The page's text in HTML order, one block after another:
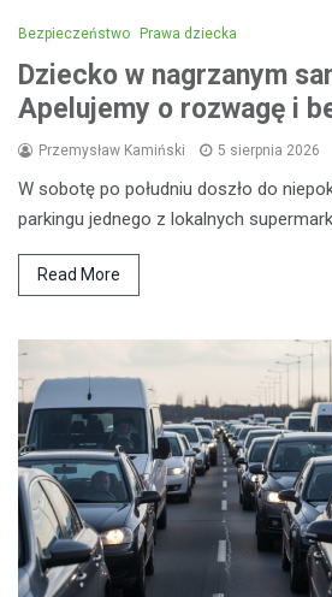
Bezpieczeństwo Prawa dziecka
Dziecko w nagrzanym
Apelujemy o rozwagę i
Przemysław Kamiński 5 sierpnia 2026
W sobotę po południu doszło do
parkingu jednego z lokalnych
Read More